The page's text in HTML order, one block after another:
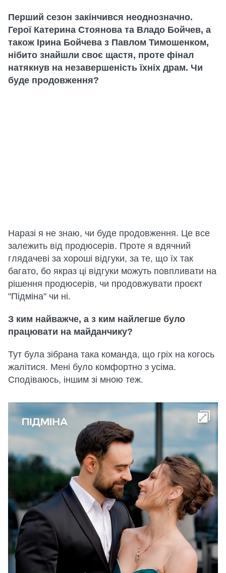
Перший сезон закінчився неоднозначно.
Герої Катерина Стоянова та Владо Бойчев, а
також Ірина Бойчева з Павлом Тимошенком,
нібито знайшли своє щастя, проте фінал
натякнув на незавершеність їхніх драм. Чи
буде продовження?
Наразі я не знаю, чи буде продовження. Це все
залежить від продюсерів. Проте я вдячний
глядачеві за хороші відгуки, за те, що їх так
багато, бо якраз ці відгуки можуть повпливати на
рішення продюсерів, чи продовжувати проєкт
"Підміна" чи ні.
З ким найважче, а з ким найлегше було
працювати на майданчику?
Тут була зібрана така команда, що гріх на когось
жалітися. Мені було комфортно з усіма.
Сподіваюсь, іншим зі мною теж.